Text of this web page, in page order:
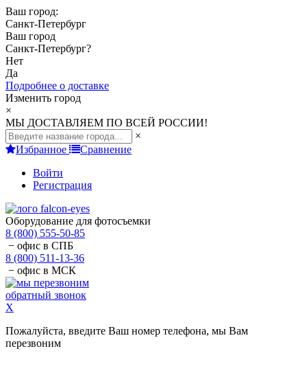
Ваш город:
Санкт-Петербург
Ваш город
Санкт-Петербург?
Нет
Да
Подробнее о доставке
Изменить город
×
МЫ ДОСТАВЛЯЕМ ПО ВСЕЙ РОССИИ!
×
Избранное
Сравнение
Войти
Регистрация
Оборудование для фотосъемки
8 (800) 555-50-85
− офис в СПБ
8 (800) 511-13-36
− офис в МСК
обратный звонок
X
Пожалуйста, введите Ваш номер телефона, мы Вам
перезвоним